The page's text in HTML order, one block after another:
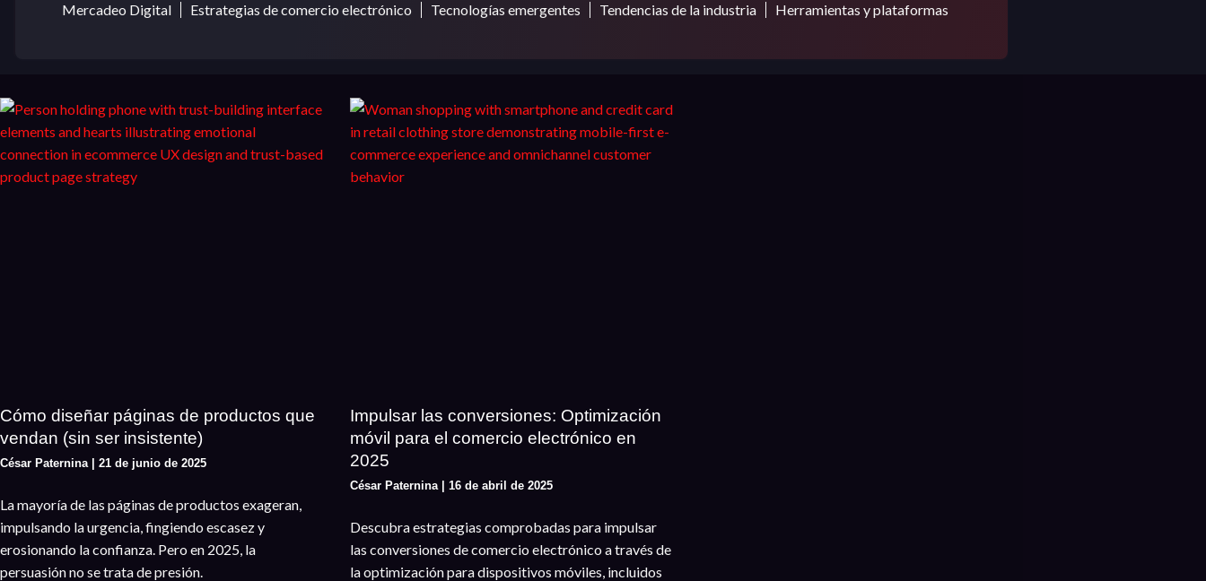
Mercadeo Digital
Estrategias de comercio electrónico Tecnologías emergentes Tendencias de la industria Herramientas y plataformas
Cómo diseñar páginas de productos que
vendan (sin ser insistente)
César Paternina 21 de junio de 2025
La mayoría de las páginas de productos exageran,
impulsando la urgencia, fingiendo escasez y
erosionando la confianza. Pero en 2025, la
persuasión no se trata de presión.
Impulsar las conversiones: Optimización
móvil para el comercio electrónico en
2025
César Paternina 16 de abril de 2025
Descubra estrategias comprobadas para impulsar
las conversiones de comercio electrónico a través de
la optimización para dispositivos móviles, incluidos